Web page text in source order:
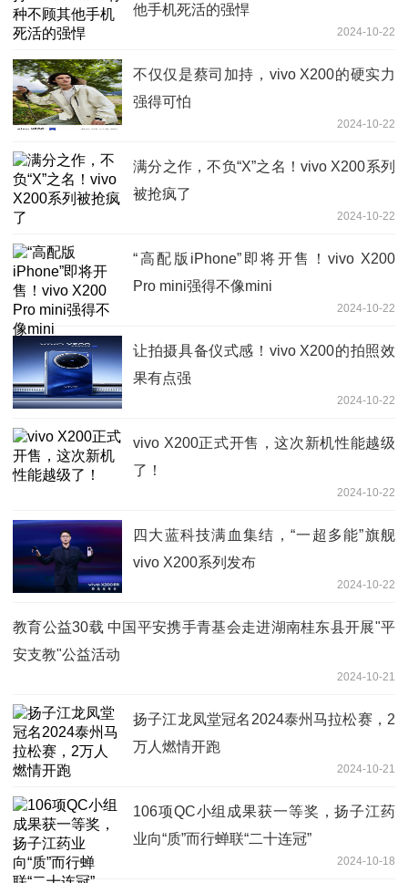
他手机死活的强悍
2024-10-22
不仅仅是蔡司加持，vivo X200的硬实力
强得可怕
2024-10-22
满分之作，不负“X”之名！vivo X200系列
被抢疯了
2024-10-22
“高配版iPhone”即将开售！vivo X200
Pro mini强得不像mini
2024-10-22
让拍摄具备仪式感！vivo X200的拍照效
果有点强
2024-10-22
vivo X200正式开售，这次新机性能越级
了！
2024-10-22
四大蓝科技满血集结，“一超多能”旗舰
vivo X200系列发布
2024-10-22
教育公益30载 中国平安携手青基会走进湖南桂东县开展"平
安支教"公益活动
2024-10-21
扬子江龙凤堂冠名2024泰州马拉松赛，2
万人燃情开跑
2024-10-21
106项QC小组成果获一等奖，扬子江药
业向“质”而行蝉联“二十连冠”
2024-10-18